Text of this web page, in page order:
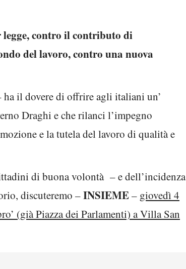
contro il contributo di
del lavoro, contro una nuova
il dovere di offrire agli italiani un’
Draghi e che rilanci l’impegno
e la tutela del lavoro di qualità e
di buona volontà – e dell’incidenza
discuteremo –INSIEME– giovedì 4
(già Piazza dei Parlamenti) a Villa San